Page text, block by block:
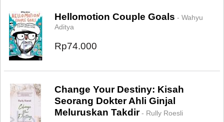
Hellomotion Couple Goals - Wahyu
Aditya
Rp74.000
Change Your Destiny: Kisah
Seorang Dokter Ahli Ginjal
Meluruskan Takdir- Rully Roesli